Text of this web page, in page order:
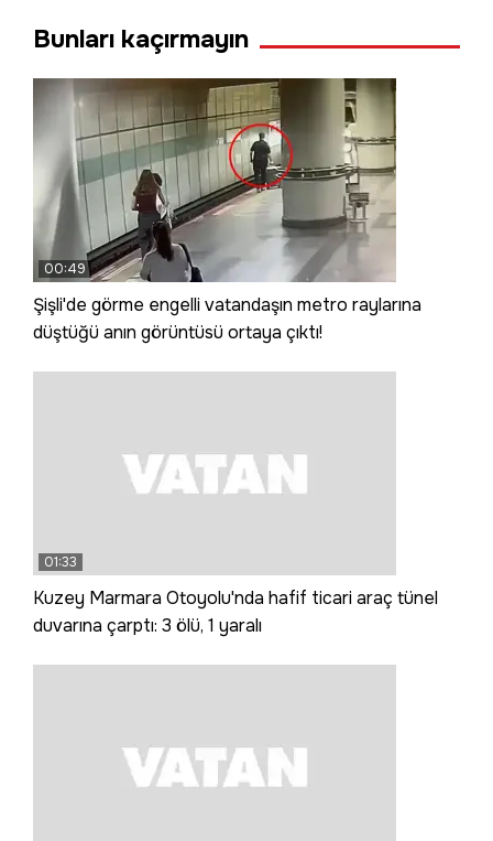
Bunları kaçırmayın
00:49
Şişli'de görme engelli vatandaşın metro raylarına
düştüğü anın görüntüsü ortaya çıktı!
01:33
Kuzey Marmara Otoyolu'nda hafif ticari araç tünel
duvarına çarptı: 3 ölü, 1 yaralı